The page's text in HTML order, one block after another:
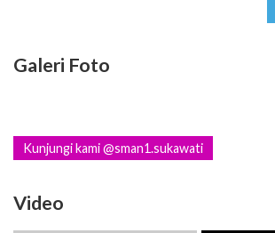
Galeri Foto
Kunjungi kami @sman1.sukawati
Video